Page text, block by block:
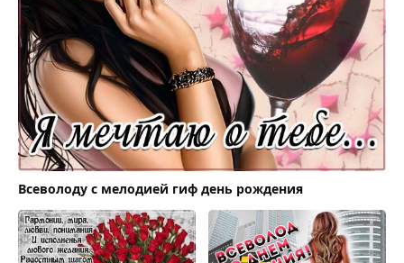
Всеволоду с мелодией гиф день рождения